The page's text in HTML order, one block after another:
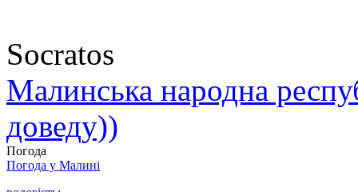
Socratos
Малинська народна
доведу))
Погода
Погода у Малині